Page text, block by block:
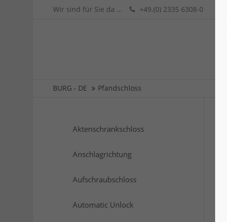
Wir sind für Sie da ... +49.(0) 2335 6308-0
BURG - DE Pfandschloss
Aktenschrankschloss
Anschlagrichtung
Aufschraubschloss
Automatic Unlock